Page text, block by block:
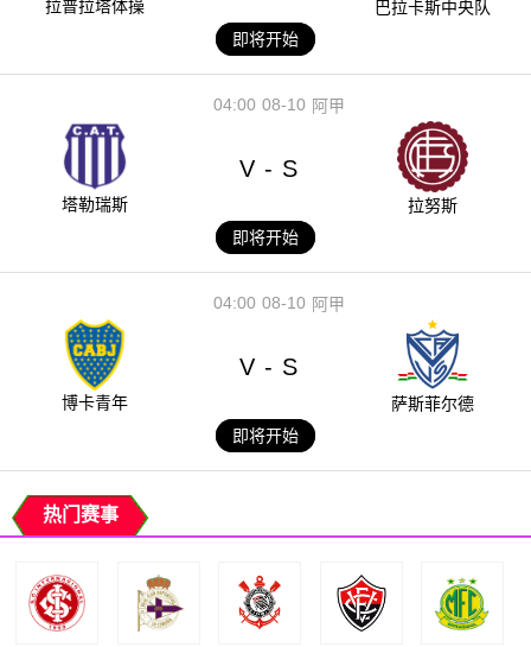
拉普拉塔体操
巴拉卡斯中央队
即将开始
08-10
04:00 阿甲
塔勒瑞斯
V - S
拉努斯
即将开始
08-10
04:00 阿甲
博卡青年
V - S
萨斯菲尔德
即将开始
热门赛事